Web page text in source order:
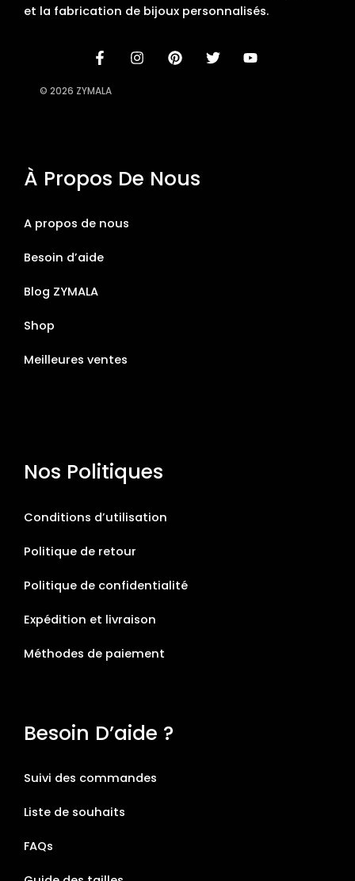
et la fabrication de bijoux personnalisés.
© 2026 ZYMALA
À Propos De Nous
A propos de nous
Besoin d’aide
Blog ZYMALA
Shop
Meilleures ventes
Nos Politiques
Conditions d’utilisation
Politique de retour
Politique de confidentialité
Expédition et livraison
Méthodes de paiement
Besoin D’aide ?
Suivi des commandes
Liste de souhaits
FAQs